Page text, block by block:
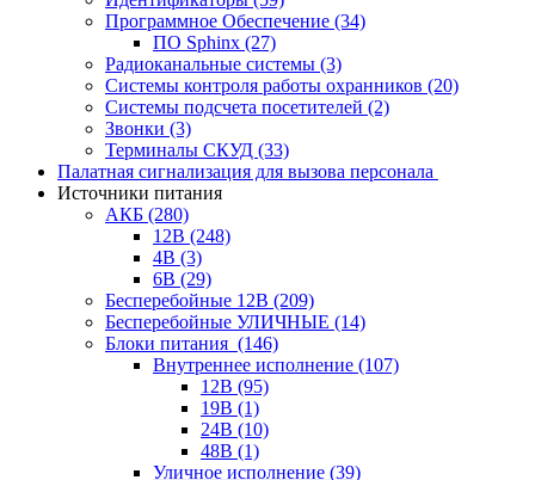
Программное Обеспечение (34)
ПО Sphinx (27)
Радиоканальные системы (3)
Системы контроля работы охранников (20)
Системы подсчета посетителей (2)
Звонки (3)
Терминалы СКУД (33)
Палатная сигнализация для вызова персонала
Источники питания
АКБ (280)
12В (248)
4В (3)
6В (29)
Бесперебойные 12В (209)
Бесперебойные УЛИЧНЫЕ (14)
Блоки питания (146)
Внутреннее исполнение (107)
12В (95)
19В (1)
24В (10)
48В (1)
Уличное исполнение (39)